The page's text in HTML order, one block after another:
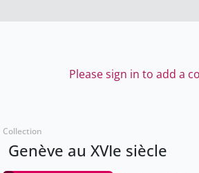
Please sign in to add a
Collection
Genève au XVIe siècle